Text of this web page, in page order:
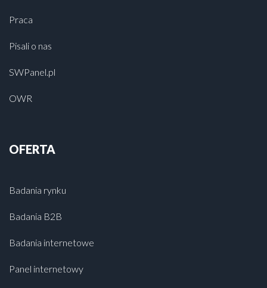
Praca
Pisali o nas
SWPanel.pl
OWR
OFERTA
Badania rynku
Badania B2B
Badania internetowe
Panel internetowy